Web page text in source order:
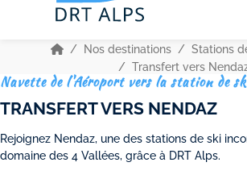
Nos destinations
Stations
Transfert vers
TRANSFERT VERS NENDAZ
Navette de l'Aéroport vers la station de
Rejoignez Nendaz, une des stations de ski
domaine des 4 Vallées, grâce à DRT Alps.